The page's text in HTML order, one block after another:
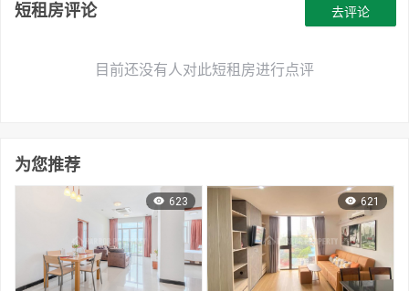
短租房评论
目前还没有人对此短租房进行点评
去评论
为您推荐
623 621